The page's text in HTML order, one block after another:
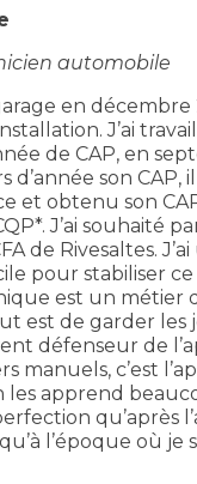
automobile
en décembre
J’ai
de CAP, en
d’année son CAP,
et obtenu son
J’ai souhaité
de Rivesaltes.
pour stabiliser
est un métier
est de garder les
défenseur de
manuels, c’est
les apprend
qu’après
l’époque où